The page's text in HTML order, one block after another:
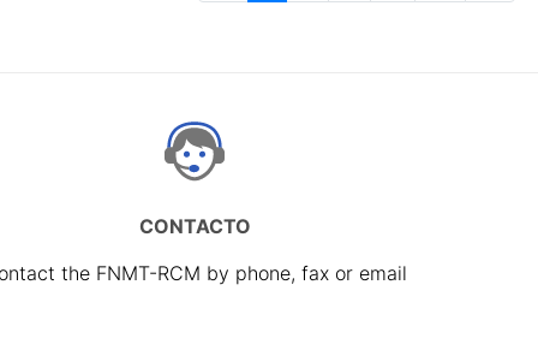
CONTACTO
the FNMT-RCM by phone, fax or email